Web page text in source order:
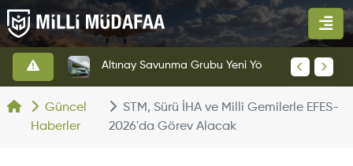
Güncel
Haberler
STM, Sürü İHA ve Milli Gemilerle EFES-
2026'da Görev Alacak